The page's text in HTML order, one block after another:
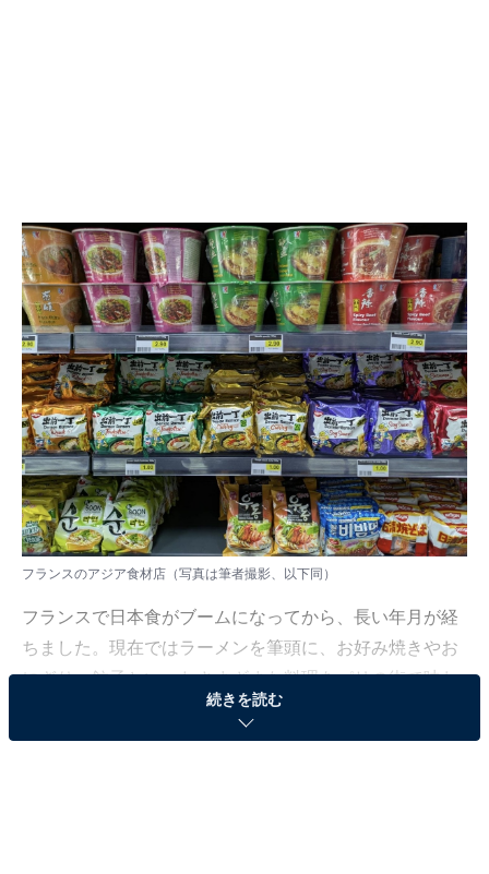
フランスのアジア食材店（写真は筆者撮影、以下同）
フランスで日本食がブームになってから、長い年月が経
ちました。現在ではラーメンを筆頭に、お好み焼きやお
にぎり、餃子といったさまざまな料理をパリの街で味わ
えるようになりました。続きを読む